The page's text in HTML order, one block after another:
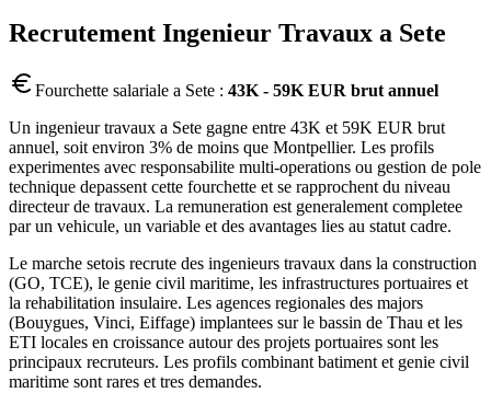
Recrutement Ingenieur Travaux a Sete
Fourchette salariale a Sete : 43K - 59K EUR brut annuel
Un ingenieur travaux a Sete gagne entre 43K et 59K EUR brut
annuel, soit environ 3% de moins que Montpellier. Les profils
experimentes avec responsabilite multi-operations ou gestion de pole
technique depassent cette fourchette et se rapprochent du niveau
directeur de travaux. La remuneration est generalement completee
par un vehicule, un variable et des avantages lies au statut cadre.
Le marche setois recrute des ingenieurs travaux dans la construction
(GO, TCE), le genie civil maritime, les infrastructures portuaires et
la rehabilitation insulaire. Les agences regionales des majors
(Bouygues, Vinci, Eiffage) implantees sur le bassin de Thau et les
ETI locales en croissance autour des projets portuaires sont les
principaux recruteurs. Les profils combinant batiment et genie civil
maritime sont rares et tres demandes.